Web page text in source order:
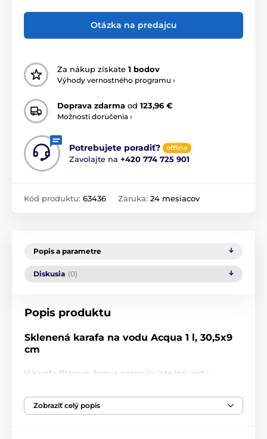
Otázka na predajcu
Za nákup získate 1 bodov
Výhody vernostného programu ›
Doprava zdarma od 123,96 €
Možnosti doručenia ›
Potrebujete poradiť? offline
Zavolajte na +420 774 725 901
Kód produktu: 63436 Záruka: 24 mesiacov
Popis a parametre
Diskusia (0)
Popis produktu
Sklenená karafa na vodu Acqua 1 l, 30,5x9
cm
V karafe Blomus Acqua neservírujete len vodu.
karafe. Spolu s kockami ľadu a plátkami čerstvej mäty
alebo citróna budete mať svoje obľúbené osvieženie
Zobraziť celý popis